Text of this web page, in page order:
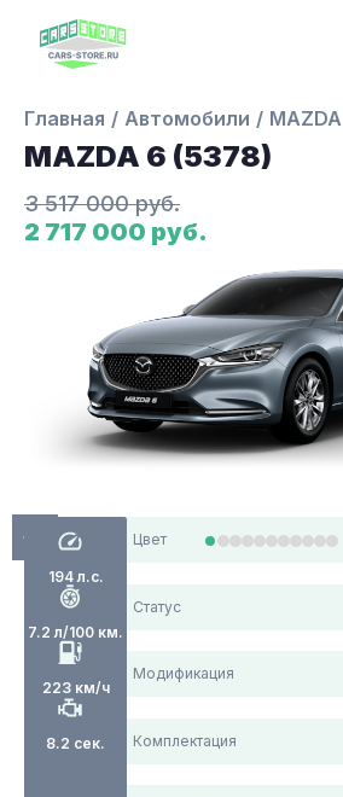
Главная Автомобили MAZDA
MAZDA 6 (5378)
3 517 000 руб.
2 717 000 руб.
194 л.с.
7.2 л/100 км.
223 км/ч
8.2 сек.
Цвет
Статус
Модификация
Комплектация